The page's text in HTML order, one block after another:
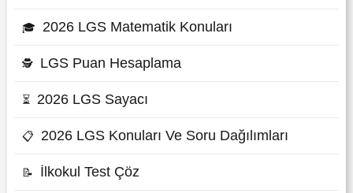
🎓 2026 LGS Matematik Konuları
🕵 LGS Puan Hesaplama
⏳ 2026 LGS Sayacı
📋 2026 LGS Konuları Ve Soru Dağılımları
📝 İlkokul Test Çöz